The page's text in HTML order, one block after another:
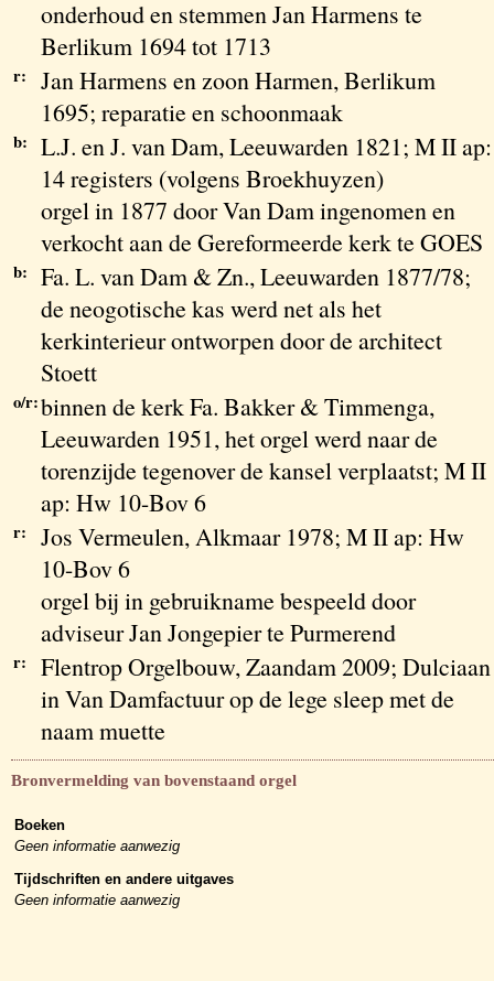
onderhoud en stemmen Jan Harmens te
Berlikum 1694 tot 1713
r:
Jan Harmens en zoon Harmen, Berlikum
1695; reparatie en schoonmaak
b:
L.J. en J. van Dam, Leeuwarden 1821; M II ap:
14 registers (volgens Broekhuyzen)
orgel in 1877 door Van Dam ingenomen en
verkocht aan de Gereformeerde kerk te GOES
b:
Fa. L. van Dam & Zn., Leeuwarden 1877/78;
de neogotische kas werd net als het
kerkinterieur ontworpen door de architect
Stoett
o/r:binnen de kerk Fa. Bakker & Timmenga,
Leeuwarden 1951, het orgel werd naar de
torenzijde tegenover de kansel verplaatst; M II
ap: Hw 10-Bov 6
r:
Jos Vermeulen, Alkmaar 1978; M II ap: Hw
10-Bov 6
orgel bij in gebruikname bespeeld door
adviseur Jan Jongepier te Purmerend
r:
Flentrop Orgelbouw, Zaandam 2009; Dulciaan
in Van Damfactuur op de lege sleep met de
naam muette
Bronvermelding van bovenstaand orgel
Boeken
Geen informatie aanwezig
Tijdschriften en andere uitgaves
Geen informatie aanwezig